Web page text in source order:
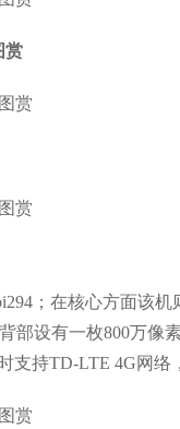
赏
；在核心方面该
部设有一枚800万
支持TD-LTE 4G网络